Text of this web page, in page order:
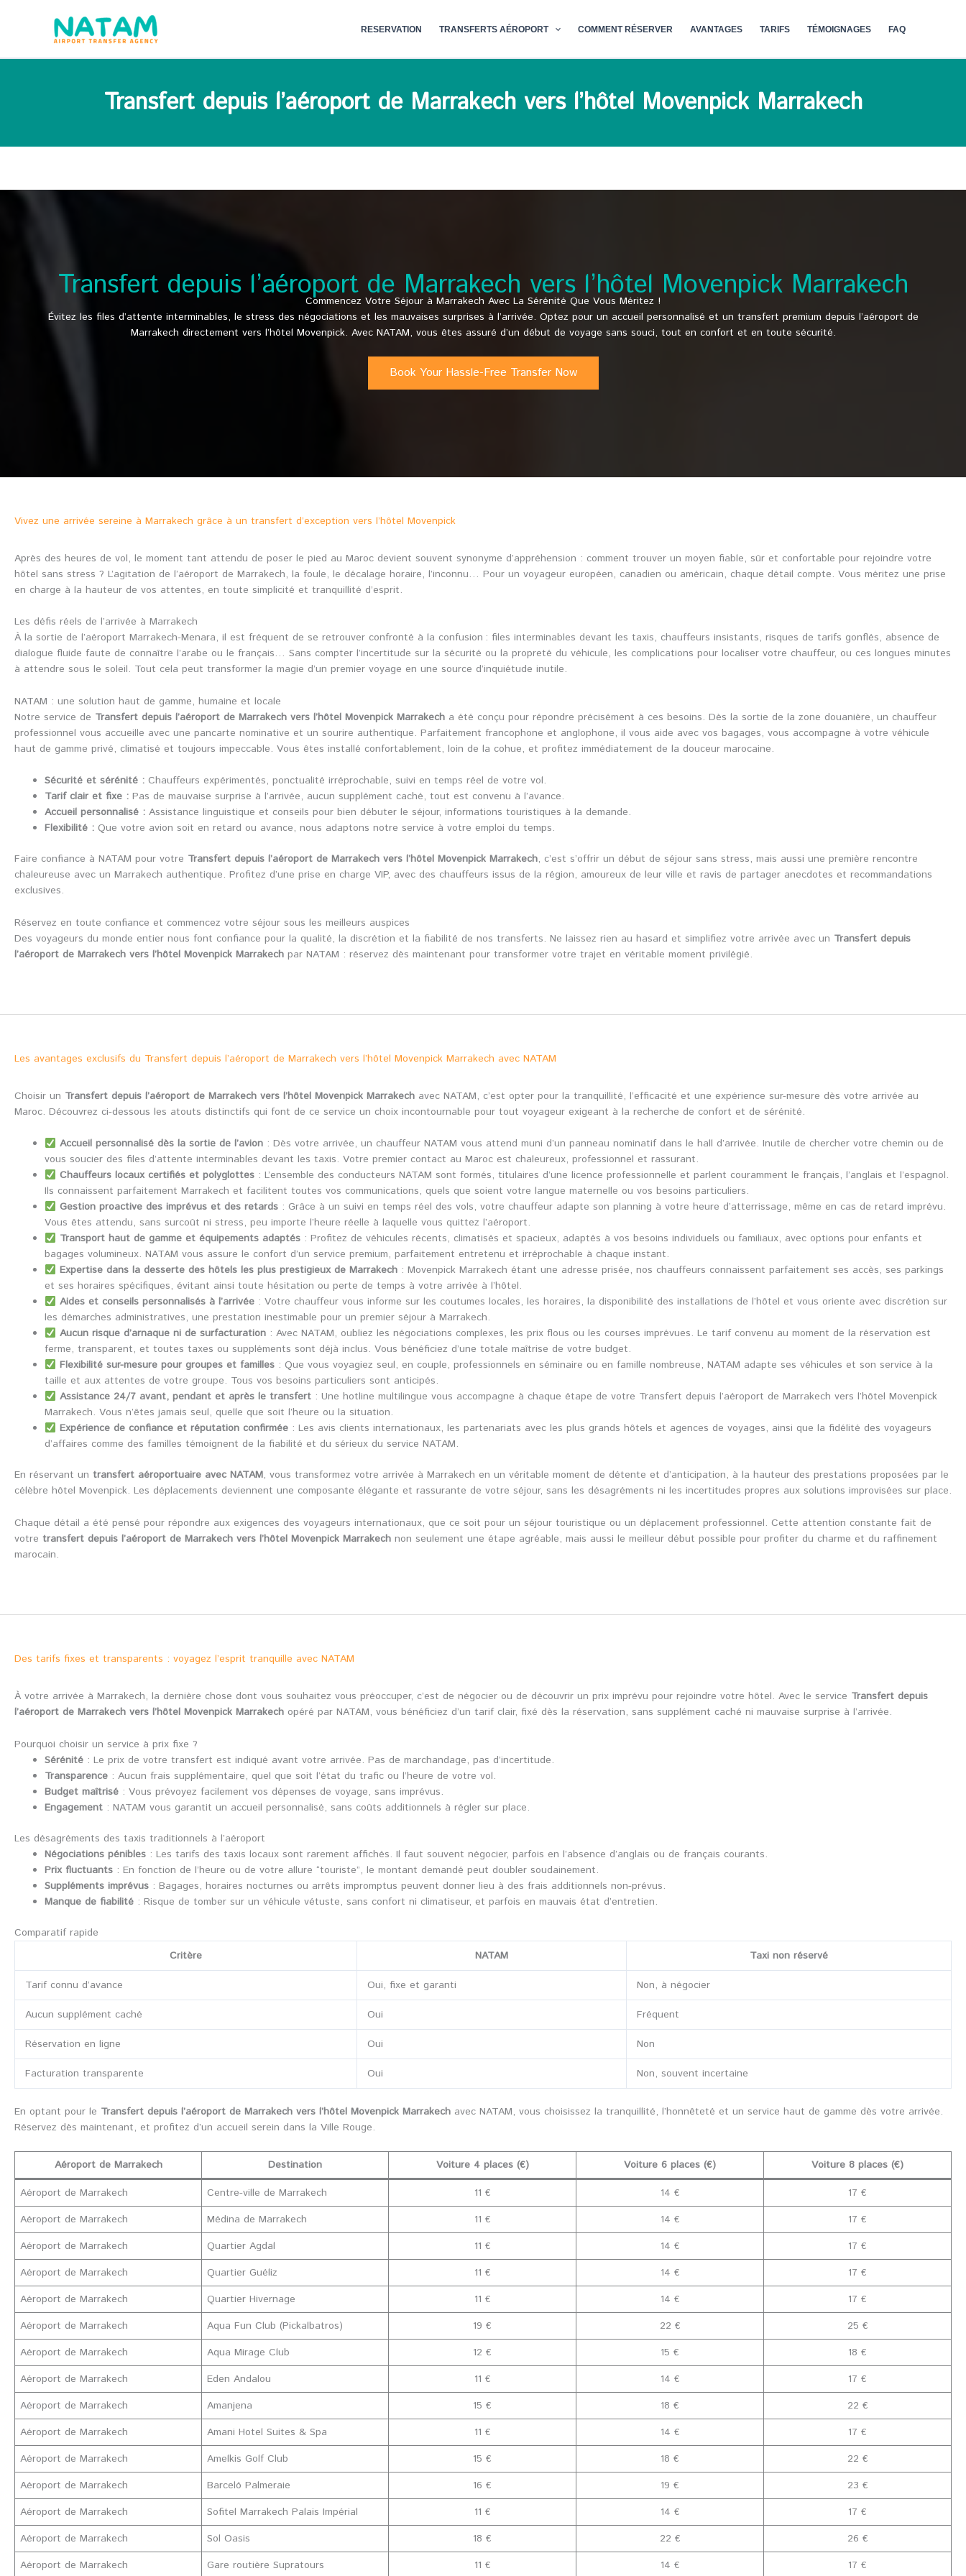
RESERVATION TRANSFERTS AÉROPORT COMMENT RÉSERVER AVANTAGES TARIFS TÉMOIGNAGES FAQ
Transfert depuis l’aéroport de Marrakech vers l’hôtel Movenpick Marrakech
Transfert depuis l’aéroport de Marrakech vers l’hôtel Movenpick Marrakech
Commencez Votre Séjour à Marrakech Avec La Sérénité Que Vous Méritez !
Évitez les files d’attente interminables, le stress des négociations et les mauvaises surprises à l’arrivée. Optez pour un accueil personnalisé et un transfert premium depuis l’aéroport de
Marrakech directement vers l’hôtel Movenpick. Avec NATAM, vous êtes assuré d’un début de voyage sans souci, tout en confort et en toute sécurité.
Book Your Hassle-Free Transfer Now
Vivez une arrivée sereine à Marrakech grâce à un transfert d’exception vers l’hôtel Movenpick
Après des heures de vol, le moment tant attendu de poser le pied au Maroc devient souvent synonyme d’appréhension : comment trouver un moyen fiable, sûr et confortable pour rejoindre votre
hôtel sans stress ? L’agitation de l’aéroport de Marrakech, la foule, le décalage horaire, l’inconnu… Pour un voyageur européen, canadien ou américain, chaque détail compte. Vous méritez une prise
en charge à la hauteur de vos attentes, en toute simplicité et tranquillité d’esprit.
Les défis réels de l’arrivée à Marrakech
À la sortie de l’aéroport Marrakech-Menara, il est fréquent de se retrouver confronté à la confusion : files interminables devant les taxis, chauffeurs insistants, risques de tarifs gonflés, absence de
dialogue fluide faute de connaître l’arabe ou le français… Sans compter l’incertitude sur la sécurité ou la propreté du véhicule, les complications pour localiser votre chauffeur, ou ces longues minutes
à attendre sous le soleil. Tout cela peut transformer la magie d’un premier voyage en une source d’inquiétude inutile.
NATAM : une solution haut de gamme, humaine et locale
Notre service de Transfert depuis l’aéroport de Marrakech vers l’hôtel Movenpick Marrakech a été conçu pour répondre précisément à ces besoins. Dès la sortie de la zone douanière, un chauffeur
professionnel vous accueille avec une pancarte nominative et un sourire authentique. Parfaitement francophone et anglophone, il vous aide avec vos bagages, vous accompagne à votre véhicule
haut de gamme privé, climatisé et toujours impeccable. Vous êtes installé confortablement, loin de la cohue, et profitez immédiatement de la douceur marocaine.
Sécurité et sérénité : Chauffeurs expérimentés, ponctualité irréprochable, suivi en temps réel de votre vol.
Tarif clair et fixe : Pas de mauvaise surprise à l’arrivée, aucun supplément caché, tout est convenu à l’avance.
Accueil personnalisé : Assistance linguistique et conseils pour bien débuter le séjour, informations touristiques à la demande.
Flexibilité : Que votre avion soit en retard ou avance, nous adaptons notre service à votre emploi du temps.
Faire confiance à NATAM pour votre Transfert depuis l’aéroport de Marrakech vers l’hôtel Movenpick Marrakech, c’est s’offrir un début de séjour sans stress, mais aussi une première rencontre
chaleureuse avec un Marrakech authentique. Profitez d’une prise en charge VIP, avec des chauffeurs issus de la région, amoureux de leur ville et ravis de partager anecdotes et recommandations
exclusives.
Réservez en toute confiance et commencez votre séjour sous les meilleurs auspices
Des voyageurs du monde entier nous font confiance pour la qualité, la discrétion et la fiabilité de nos transferts. Ne laissez rien au hasard et simplifiez votre arrivée avec un Transfert depuis
l’aéroport de Marrakech vers l’hôtel Movenpick Marrakech par NATAM : réservez dès maintenant pour transformer votre trajet en véritable moment privilégié.
Les avantages exclusifs du Transfert depuis l’aéroport de Marrakech vers l’hôtel Movenpick Marrakech avec NATAM
Choisir un Transfert depuis l’aéroport de Marrakech vers l’hôtel Movenpick Marrakech avec NATAM, c’est opter pour la tranquillité, l’efficacité et une expérience sur-mesure dès votre arrivée au
Maroc. Découvrez ci-dessous les atouts distinctifs qui font de ce service un choix incontournable pour tout voyageur exigeant à la recherche de confort et de sérénité.
Accueil personnalisé dès la sortie de l’avion: Dès votre arrivée, un chauffeur NATAM vous attend muni d’un panneau nominatif dans le hall d’arrivée. Inutile de chercher votre chemin ou de
vous soucier des files d’attente interminables devant les taxis. Votre premier contact au Maroc est chaleureux, professionnel et rassurant.
Chauffeurs locaux certifiés et polyglottes: L’ensemble des conducteurs NATAM sont formés, titulaires d’une licence professionnelle et parlent couramment le français, l’anglais et l’espagnol.
Ils connaissent parfaitement Marrakech et facilitent toutes vos communications, quels que soient votre langue maternelle ou vos besoins particuliers.
Gestion proactive des imprévus et des retards: Grâce à un suivi en temps réel des vols, votre chauffeur adapte son planning à votre heure d’atterrissage, même en cas de retard imprévu.
Vous êtes attendu, sans surcoût ni stress, peu importe l’heure réelle à laquelle vous quittez l’aéroport.
Transport haut de gamme et équipements adaptés: Profitez de véhicules récents, climatisés et spacieux, adaptés à vos besoins individuels ou familiaux, avec options pour enfants et
bagages volumineux. NATAM vous assure le confort d’un service premium, parfaitement entretenu et irréprochable à chaque instant.
Expertise dans la desserte des hôtels les plus prestigieux de Marrakech: Movenpick Marrakech étant une adresse prisée, nos chauffeurs connaissent parfaitement ses accès, ses parkings
et ses horaires spécifiques, évitant ainsi toute hésitation ou perte de temps à votre arrivée à l’hôtel.
Aides et conseils personnalisés à l’arrivée: Votre chauffeur vous informe sur les coutumes locales, les horaires, la disponibilité des installations de l’hôtel et vous oriente avec discrétion sur
les démarches administratives, une prestation inestimable pour un premier séjour à Marrakech.
Aucun risque d’arnaque ni de surfacturation: Avec NATAM, oubliez les négociations complexes, les prix flous ou les courses imprévues. Le tarif convenu au moment de la réservation est
ferme, transparent, et toutes taxes ou suppléments sont déjà inclus. Vous bénéficiez d’une totale maîtrise de votre budget.
Flexibilité sur-mesure pour groupes et familles: Que vous voyagiez seul, en couple, professionnels en séminaire ou en famille nombreuse, NATAM adapte ses véhicules et son service à la
taille et aux attentes de votre groupe. Tous vos besoins particuliers sont anticipés.
Assistance 24/7 avant, pendant et après le transfert: Une hotline multilingue vous accompagne à chaque étape de votre Transfert depuis l’aéroport de Marrakech vers l’hôtel Movenpick
Marrakech. Vous n’êtes jamais seul, quelle que soit l’heure ou la situation.
Expérience de confiance et réputation confirmée: Les avis clients internationaux, les partenariats avec les plus grands hôtels et agences de voyages, ainsi que la fidélité des voyageurs
d’affaires comme des familles témoignent de la fiabilité et du sérieux du service NATAM.
En réservant un transfert aéroportuaire avec NATAM, vous transformez votre arrivée à Marrakech en un véritable moment de détente et d’anticipation, à la hauteur des prestations proposées par le
célèbre hôtel Movenpick. Les déplacements deviennent une composante élégante et rassurante de votre séjour, sans les désagréments ni les incertitudes propres aux solutions improvisées sur place.
Chaque détail a été pensé pour répondre aux exigences des voyageurs internationaux, que ce soit pour un séjour touristique ou un déplacement professionnel. Cette attention constante fait de
votre transfert depuis l’aéroport de Marrakech vers l’hôtel Movenpick Marrakech non seulement une étape agréable, mais aussi le meilleur début possible pour profiter du charme et du raffinement
marocain.
Des tarifs fixes et transparents : voyagez l’esprit tranquille avec NATAM
À votre arrivée à Marrakech, la dernière chose dont vous souhaitez vous préoccuper, c’est de négocier ou de découvrir un prix imprévu pour rejoindre votre hôtel. Avec le service Transfert depuis
l’aéroport de Marrakech vers l’hôtel Movenpick Marrakech opéré par NATAM, vous bénéficiez d’un tarif clair, fixé dès la réservation, sans supplément caché ni mauvaise surprise à l’arrivée.
Pourquoi choisir un service à prix fixe ?
Sérénité : Le prix de votre transfert est indiqué avant votre arrivée. Pas de marchandage, pas d’incertitude.
Transparence : Aucun frais supplémentaire, quel que soit l’état du trafic ou l’heure de votre vol.
Budget maîtrisé : Vous prévoyez facilement vos dépenses de voyage, sans imprévus.
Engagement : NATAM vous garantit un accueil personnalisé, sans coûts additionnels à régler sur place.
Les désagréments des taxis traditionnels à l’aéroport
Négociations pénibles : Les tarifs des taxis locaux sont rarement affichés. Il faut souvent négocier, parfois en l’absence d’anglais ou de français courants.
Prix fluctuants : En fonction de l’heure ou de votre allure “touriste”, le montant demandé peut doubler soudainement.
Suppléments imprévus : Bagages, horaires nocturnes ou arrêts impromptus peuvent donner lieu à des frais additionnels non-prévus.
Manque de fiabilité : Risque de tomber sur un véhicule vétuste, sans confort ni climatiseur, et parfois en mauvais état d’entretien.
Comparatif rapide
Critère
NATAM Taxi non réservé
Tarif connu d’avance Oui, fixe et garanti Non, à négocier
Aucun supplément caché Oui Fréquent
Réservation en ligne Oui Non
Facturation transparente Oui Non, souvent incertaine
En optant pour le Transfert depuis l’aéroport de Marrakech vers l’hôtel Movenpick Marrakech avec NATAM, vous choisissez la tranquillité, l’honnêteté et un service haut de gamme dès votre arrivée.
Réservez dès maintenant, et profitez d’un accueil serein dans la Ville Rouge.
Aéroport de Marrakech Destination Voiture 4 places (€) Voiture 6 places (€)
Voiture 8 places (€)
Aéroport de Marrakech
Centre-ville de Marrakech 11 € 14 €
17 €
Aéroport de Marrakech
Médina de Marrakech 11 € 14 €
17 €
Aéroport de Marrakech
Quartier Agdal 11 € 14 €
17 €
Aéroport de Marrakech
Quartier Guéliz 11 € 14 €
17 €
Aéroport de Marrakech
Quartier Hivernage 11 € 14 €
17 €
Aéroport de Marrakech
Aqua Fun Club (Pickalbatros) 19 € 22 €
25 €
Aéroport de Marrakech
Aqua Mirage Club 12 € 15 €
18 €
Aéroport de Marrakech
Eden Andalou 11 € 14 €
17 €
Aéroport de Marrakech
Amanjena 15 € 18 €
22 €
Aéroport de Marrakech
Amani Hotel Suites & Spa 11 € 14 €
17 €
Aéroport de Marrakech
Amelkis Golf Club 15 € 18 €
22 €
Aéroport de Marrakech
Barceló Palmeraie 16 € 19 €
23 €
Aéroport de Marrakech
Sofitel Marrakech Palais Impérial 11 € 14 €
17 €
Aéroport de Marrakech
Sol Oasis 18 € 22 €
26 €
Aéroport de Marrakech
Gare routière Supratours 11 € 14 € 17 €